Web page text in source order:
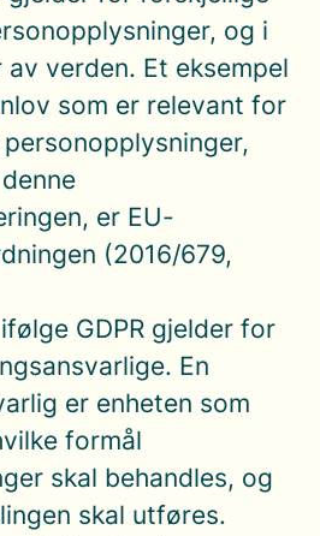
og i
verden. Et eksempel
som er relevant for
er EU-
(2016/679,
GDPR gjelder for
En
er enheten som
formål
skal behandles, og
skal utføres.